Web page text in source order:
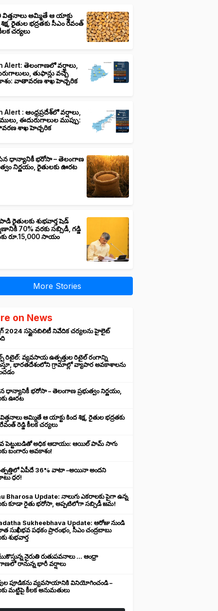
విత్తనాలు అమ్మితే ఆ యాక్టు
రైతుల భద్రతకు సీఎం రేవంత్
చర్యలు
Alert: తెలంగాణలో వర్షాలు,
తుఫాన్లు వచ్చే
వాతావరణ శాఖ హెచ్చరిక
Alert : ఆంధ్రప్రదేశ్‌లో వర్షాలు,
ఈదురుగాలుల ముప్పు:
శాఖ హెచ్చరిక
ధాన్యానికీ భరోసా – తెలంగాణ
నిర్ణయం, రైతులకు ఊరట
రైతులకు శుభవార్త షెడ్
70% వరకు సబ్సిడీ, గడ్డి
రూ.15,000 సాయం
More Stories
on News
2024 సస్టైనబిలిటీ నివేదిక చర్యలను హైలైట్
రిటైల్: వ్యవసాయ ఉత్పత్తుల రిటైల్ రంగాన్ని
భారతదేశంలోని గ్రామాల్లో వ్యాపార అవకాశాలను
ధాన్యానికీ భరోసా – తెలంగాణ ప్రభుత్వం నిర్ణయం,
ఊరట
అమ్మితే ఆ యాక్టు కింద శిక్ష, రైతుల భద్రతకు
రెడ్డి కీలక చర్యలు
పెట్టుబడితో అధిక ఆదాయం: ఆయిల్ పామ్ సాగు
బంగారు అవకాశం!
ఏపీదే 36% వాటా –అయినా అందని
ధర!
Bharosa Update: నాలుగు ఎకరాలకు పైగా ఉన్న
కూడా రైతు భరోసా, అప్పటిలోగా సబ్సిడీ జమ!
Sukheebhava Update: ఆరోజు నుండి
సుఖీభవ పథకం ప్రారంభం, సీఎం చంద్రబాబు
శుభవార్త
నైరుతి రుతుపవనాలు ... ఆంధ్రా
రానున్న భారీ వర్షాలు
పూడికను వ్యవసాయానికి వినియోగించండి –
మట్టిపై కీలక అనుమతులు